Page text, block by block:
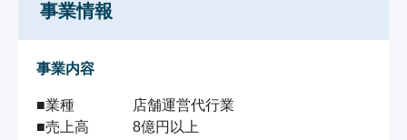
事業情報
事業内容
■業種 　  　　 店舗運営代行業
■売上高　　　8億円以上